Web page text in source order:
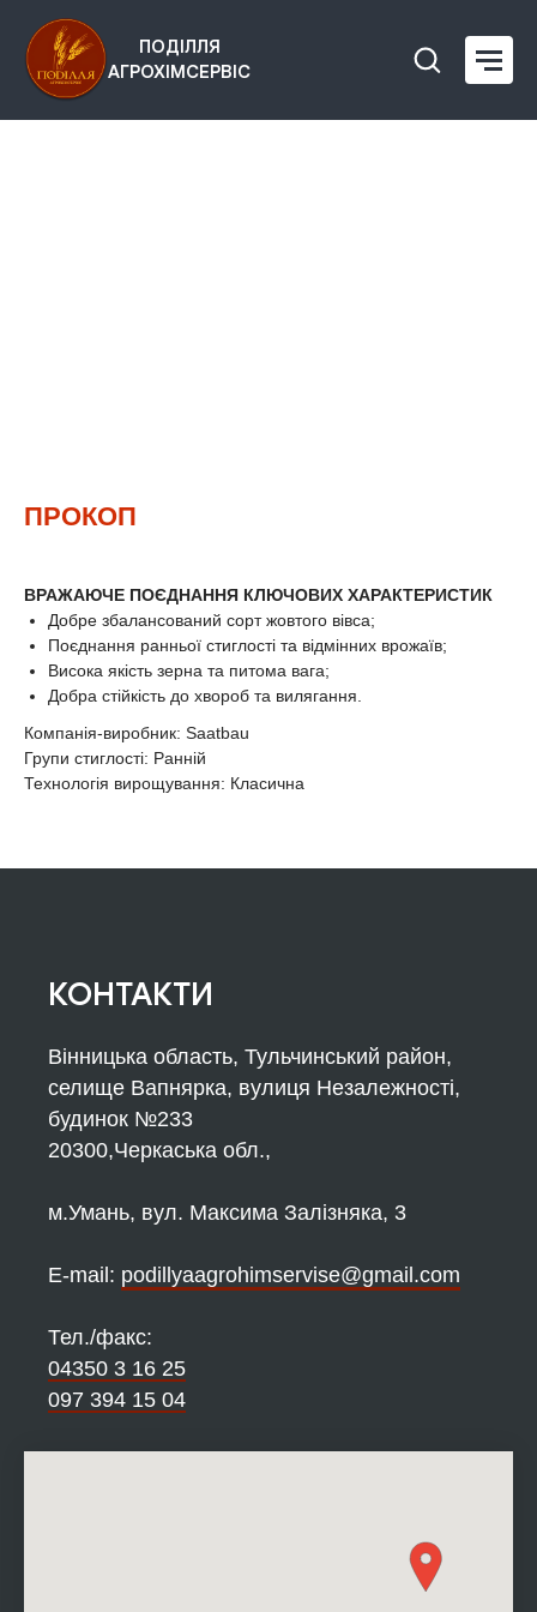
ПОДІЛЛЯ
АГРОХІМСЕРВІС
ПРОКОП
ВРАЖАЮЧЕ ПОЄДНАННЯ КЛЮЧОВИХ ХАРАКТЕРИСТИК
Добре збалансований сорт жовтого вівса;
Поєднання ранньої стиглості та відмінних врожаїв;
Висока якість зерна та питома вага;
Добра стійкість до хвороб та вилягання.
Компанія-виробник: Saatbau
Групи стиглості: Ранній
Технологія вирощування: Класична
КОНТАКТИ
Вінницька область, Тульчинський район,
селище Вапнярка, вулиця Незалежності,
будинок №233
20300,Черкаська обл.,
м.Умань, вул. Максима Залізняка, 3
Е-mail: podillyaagrohimservise@gmail.com
Тел./факс:
04350 3 16 25
097 394 15 04